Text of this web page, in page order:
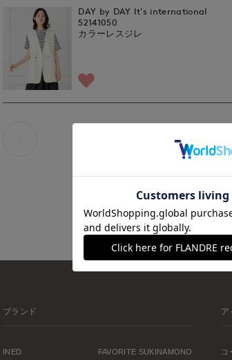
DAY by DAY It's international
52141050
カラーレスジレ
ブランド
INED FAVORITE SUKINAMONO
ア
コ